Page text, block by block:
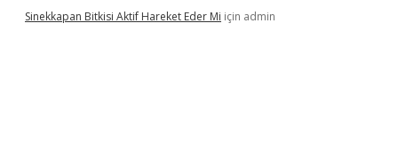
Sinekkapan Bitkisi Aktif Hareket Eder Mi için admin